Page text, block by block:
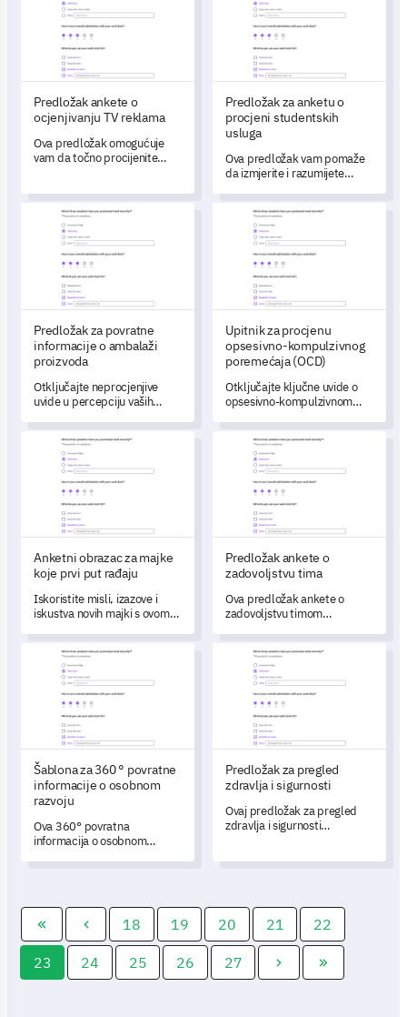
ispitivanja, osiguravajući
informirano sudjelovanje i
razumijevanje protokola
ispitivanja.
Predložak ankete o
ocjenjivanju TV reklama
Ova predložak omogućuje
vam da točno procijenite
Predložak za anketu o
procjeni studentskih
usluga
Ova predložak vam pomaže
da izmjerite i razumijete
njihova mišljenja o uslugama
koje nudi vaša institucija.
Predložak za povratne informacije o ambalaži proizvoda
Predložak za povratne
informacije o ambalaži
proizvoda
Otključajte neprocjenjive
uvide u percepciju vaših
proizvoda s ovom detaljnom
anketom o povratnim
informacijama.
Upitnik za procjenu
Upitnik za procjenu
opsesivno-kompulzivnog
poremećaja (OCD)
Otključajte ključne uvide o
opsesivno-kompulzivnom
sveobuhvatnu anketu za
procjenu.
Anketni obrazac za majke koje prvi put rađaju
Anketni obrazac za majke
koje prvi put rađaju
Iskoristite misli, izazove i
iskustva novih majki s ovom
Majke.
Predložak ankete o
Predložak ankete o
zadovoljstvu tima
Ova predložak ankete o
zadovoljstvu timom
procijenite zadovoljstvo
vašeg tima poslom,
suradnjom, priznanjem i
statusom radnog okruženja.
Šablona za 360 ° povratne informacije o osobnom razvoju
Šablona za 360 ° povratne
informacije o osobnom
razvoju
Ova 360° povratna
informacija o osobnom
svoj potencijal rasta.
Predložak za pregled zdravlja
Predložak za pregled
zdravlja i sigurnosti
Ovaj predložak za pregled
zdravlja i sigurnosti
18 19 20 21 22
23 24 25 26 27